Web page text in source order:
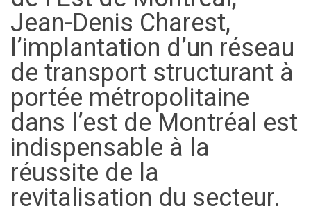
Jean-Denis Charest,
l’implantation d’un réseau
de transport structurant à
portée métropolitaine
dans l’est de Montréal est
indispensable à la
réussite de la
revitalisation du secteur.